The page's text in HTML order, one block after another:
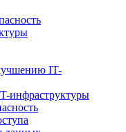
IT-
инфраструктуры